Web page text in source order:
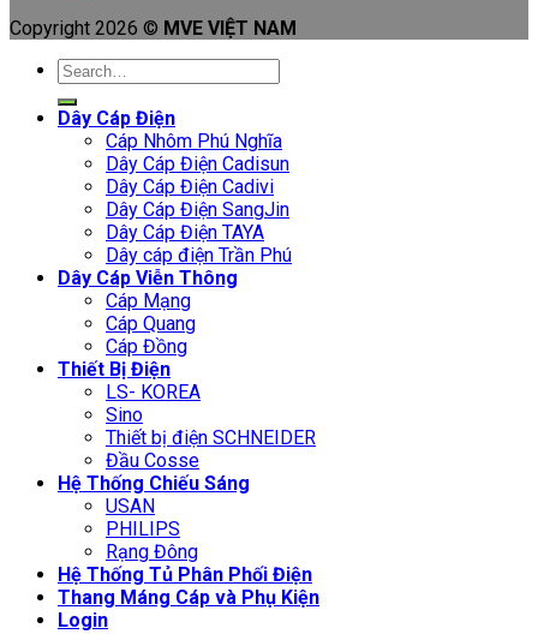
Copyright 2026 © MVE VIỆT NAM
Search
Dây Cáp Điện
Cáp Nhôm Phú Nghĩa
Dây Cáp Điện Cadisun
Dây Cáp Điện Cadivi
Dây Cáp Điện SangJin
Dây Cáp Điện TAYA
Dây cáp điện Trần Phú
Dây Cáp Viễn Thông
Cáp Mạng
Cáp Quang
Cáp Đồng
Thiết Bị Điện
LS- KOREA
Sino
Thiết bị điện SCHNEIDER
Đầu Cosse
Hệ Thống Chiếu Sáng
USAN
PHILIPS
Rạng Đông
Hệ Thống Tủ Phân Phối Điện
Thang Máng Cáp và Phụ Kiện
Login